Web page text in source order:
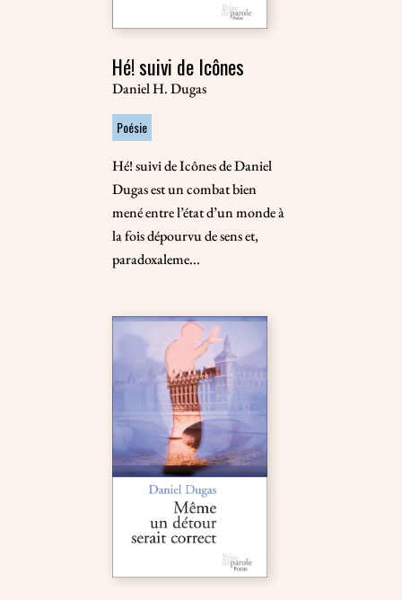
Hé! suivi de Icônes
Daniel H. Dugas
Poésie
Hé! suivi de Icônes de Daniel
Dugas est un combat bien
mené entre l’état d’un monde à
la fois dépourvu de sens et,
paradoxaleme...